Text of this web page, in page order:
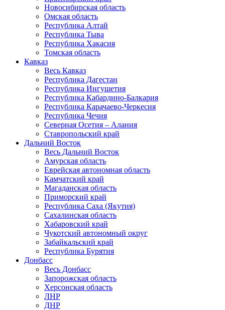
Новосибирская область
Омская область
Республика Алтай
Республика Тыва
Республика Хакасия
Томская область
Кавказ
Весь Кавказ
Республика Дагестан
Республика Ингушетия
Республика Кабардино-Балкария
Республика Карачаево-Черкесия
Республика Чечня
Северная Осетия – Алания
Ставропольский край
Дальний Восток
Весь Дальний Восток
Амурская область
Еврейская автономная область
Камчатский край
Магаданская область
Приморский край
Республика Саха (Якутия)
Сахалинская область
Хабаровский край
Чукотский автономный округ
Забайкальский край
Республика Бурятия
Донбасс
Весь Донбасс
Запорожская область
Херсонская область
ЛНР
ДНР